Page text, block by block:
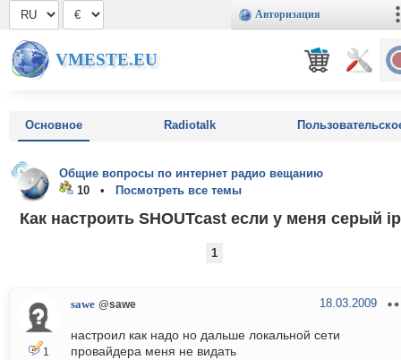
Авторизация
VMESTE.EU
Основное Radiotalk
Общие вопросы по интернет радио вещанию
10 •
Посмотреть все темы
Как настроить SHOUTcast если у меня серый
1
1
sawe @sawe 18.03.2009
настроил как надо но дальше локальной сети
провайдера меня не видать